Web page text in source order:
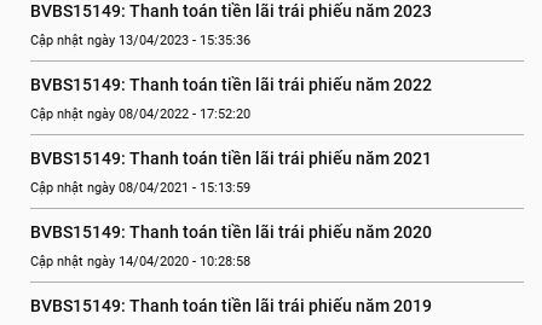
BVBS15149: Thanh toán tiền lãi trái phiếu năm 2023
Cập nhật ngày 13/04/2023 - 15:35:36
BVBS15149: Thanh toán tiền lãi trái phiếu năm 2022
Cập nhật ngày 08/04/2022 - 17:52:20
BVBS15149: Thanh toán tiền lãi trái phiếu năm 2021
Cập nhật ngày 08/04/2021 - 15:13:59
BVBS15149: Thanh toán tiền lãi trái phiếu năm 2020
Cập nhật ngày 14/04/2020 - 10:28:58
BVBS15149: Thanh toán tiền lãi trái phiếu năm 2019